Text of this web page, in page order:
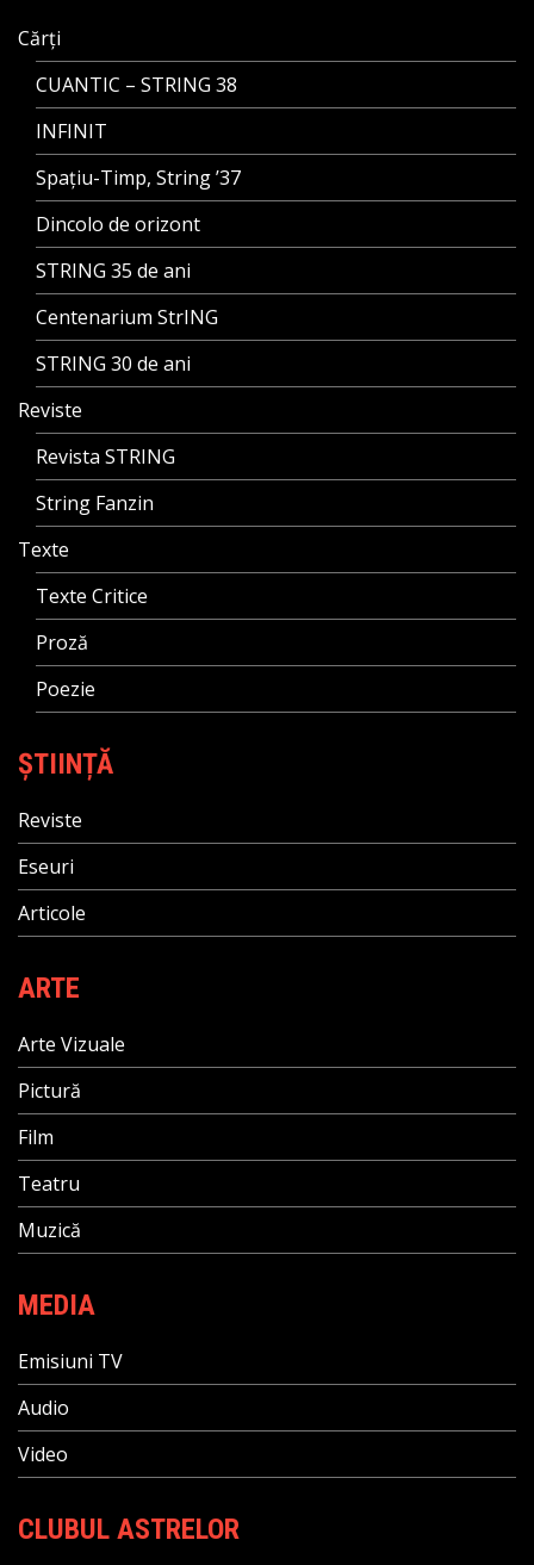
Cărți
CUANTIC – STRING 38
INFINIT
Spațiu-Timp, String ’37
Dincolo de orizont
STRING 35 de ani
Centenarium StrING
STRING 30 de ani
Reviste
Revista STRING
String Fanzin
Texte
Texte Critice
Proză
Poezie
ȘTIINȚĂ
Reviste
Eseuri
Articole
ARTE
Arte Vizuale
Pictură
Film
Teatru
Muzică
MEDIA
Emisiuni TV
Audio
Video
CLUBUL ASTRELOR